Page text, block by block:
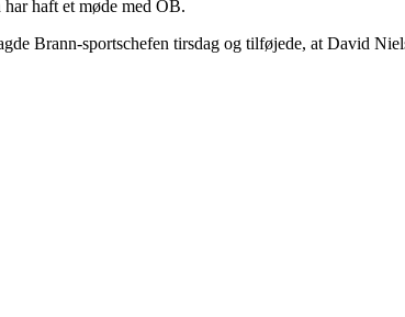
haft et møde med OB.
Brann-sportschefen tirsdag og tilføjede, at David